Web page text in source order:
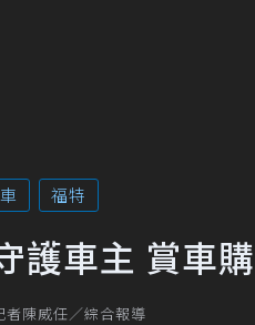
福特
護車主 賞車
者陳威任／綜合報導